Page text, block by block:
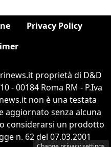
Privacy Policy
proprietà di D&D
- 00184 Roma RM - P.Iva
non è una testata
aggiornato senza alcuna
considerarsi un prodotto
n. 62 del 07.03.2001